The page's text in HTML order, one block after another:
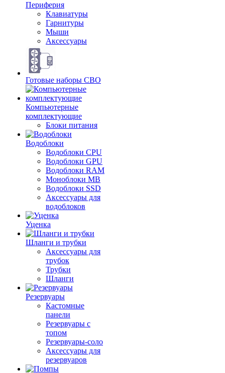
Периферия
Клавиатуры
Гарнитуры
Мыши
Аксессуары
Готовые наборы СВО
Компьютерные
комплектующие
Блоки питания
Водоблоки
Водоблоки CPU
Водоблоки GPU
Водоблоки RAM
Моноблоки MB
Водоблоки SSD
Аксессуары для
водоблоков
Уценка
Шланги и трубки
Аксессуары для
трубок
Трубки
Шланги
Резервуары
Кастомные
панели
Резервуары с
топом
Резервуары-соло
Аксессуары для
резервуаров